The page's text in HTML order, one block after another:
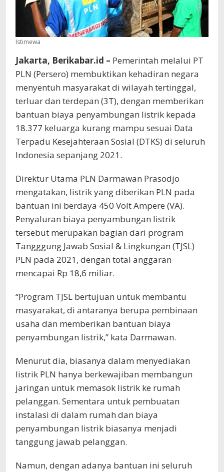
Istimewa
Jakarta, Berikabar.id – Pemerintah melalui PT
PLN (Persero) membuktikan kehadiran negara
menyentuh masyarakat di wilayah tertinggal,
terluar dan terdepan (3T), dengan memberikan
bantuan biaya penyambungan listrik kepada
18.377 keluarga kurang mampu sesuai Data
Terpadu Kesejahteraan Sosial (DTKS) di seluruh
Indonesia sepanjang 2021.
Direktur Utama PLN Darmawan Prasodjo
mengatakan, listrik yang diberikan PLN pada
bantuan ini berdaya 450 Volt Ampere (VA).
Penyaluran biaya penyambungan listrik
tersebut merupakan bagian dari program
Tangggung Jawab Sosial & Lingkungan (TJSL)
PLN pada 2021, dengan total anggaran
mencapai Rp 18,6 miliar.
“Program TJSL bertujuan untuk membantu
masyarakat, di antaranya berupa pembinaan
usaha dan memberikan bantuan biaya
penyambungan listrik,” kata Darmawan.
Menurut dia, biasanya dalam menyediakan
listrik PLN hanya berkewajiban membangun
jaringan untuk memasok listrik ke rumah
pelanggan. Sementara untuk pembuatan
instalasi di dalam rumah dan biaya
penyambungan listrik biasanya menjadi
tanggung jawab pelanggan.
Namun, dengan adanya bantuan ini seluruh